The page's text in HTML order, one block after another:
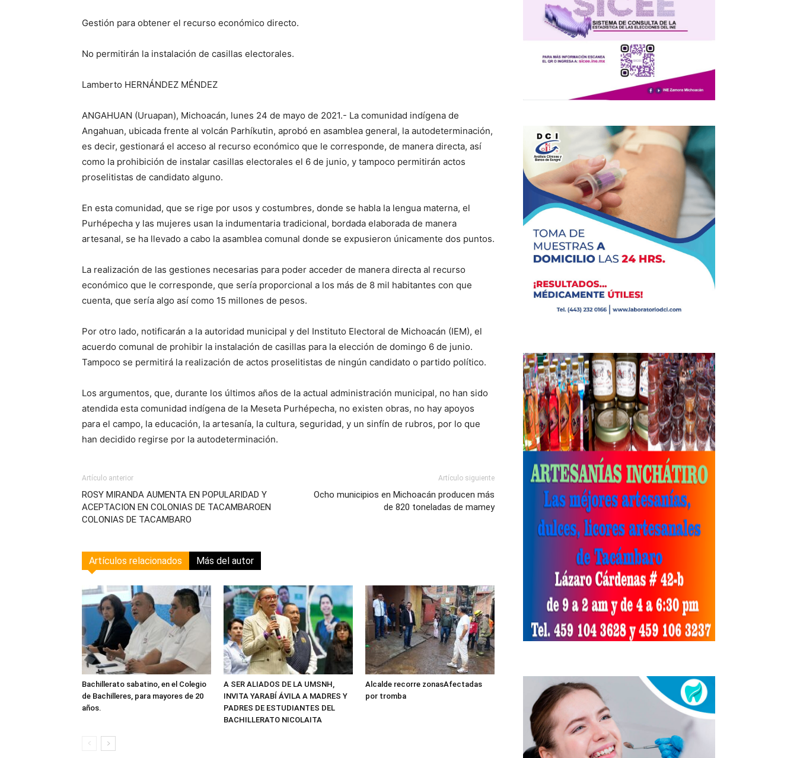
Gestión para obtener el recurso económico directo.
No permitirán la instalación de casillas electorales.
Lamberto HERNÁNDEZ MÉNDEZ
ANGAHUAN (Uruapan), Michoacán, lunes 24 de mayo de 2021.- La comunidad indígena de
Angahuan, ubicada frente al volcán Parhíkutin, aprobó en asamblea general, la autodeterminación,
es decir, gestionará el acceso al recurso económico que le corresponde, de manera directa, así
como la prohibición de instalar casillas electorales el 6 de junio, y tampoco permitirán actos
proselitistas de candidato alguno.
En esta comunidad, que se rige por usos y costumbres, donde se habla la lengua materna, el
Purhépecha y las mujeres usan la indumentaria tradicional, bordada elaborada de manera
artesanal, se ha llevado a cabo la asamblea comunal donde se expusieron únicamente dos puntos.
La realización de las gestiones necesarias para poder acceder de manera directa al recurso
económico que le corresponde, que sería proporcional a los más de 8 mil habitantes con que
cuenta, que sería algo así como 15 millones de pesos.
Por otro lado, notificarán a la autoridad municipal y del Instituto Electoral de Michoacán (IEM), el
acuerdo comunal de prohibir la instalación de casillas para la elección de domingo 6 de junio.
Tampoco se permitirá la realización de actos proselitistas de ningún candidato o partido político.
Los argumentos, que, durante los últimos años de la actual administración municipal, no han sido
atendida esta comunidad indígena de la Meseta Purhépecha, no existen obras, no hay apoyos
para el campo, la educación, la artesanía, la cultura, seguridad, y un sinfín de rubros, por lo que
han decidido regirse por la autodeterminación.
Artículo anterior
ROSY MIRANDA AUMENTA EN POPULARIDAD Y
ACEPTACION EN COLONIAS DE TACAMBAROEN
COLONIAS DE TACAMBARO
Artículo siguiente
Ocho municipios en Michoacán producen más
de 820 toneladas de mamey
Artículos relacionados Más del autor
Bachillerato sabatino, en el Colegio
de Bachilleres, para mayores de 20
años.
A SER ALIADOS DE LA UMSNH,
INVITA YARABÍ ÁVILA A MADRES Y
PADRES DE ESTUDIANTES DEL
BACHILLERATO NICOLAITA
Alcalde recorre zonasAfectadas
por tromba